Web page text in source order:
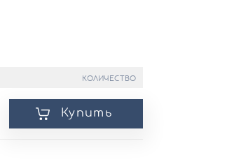
КОЛИЧЕСТВО
Купить